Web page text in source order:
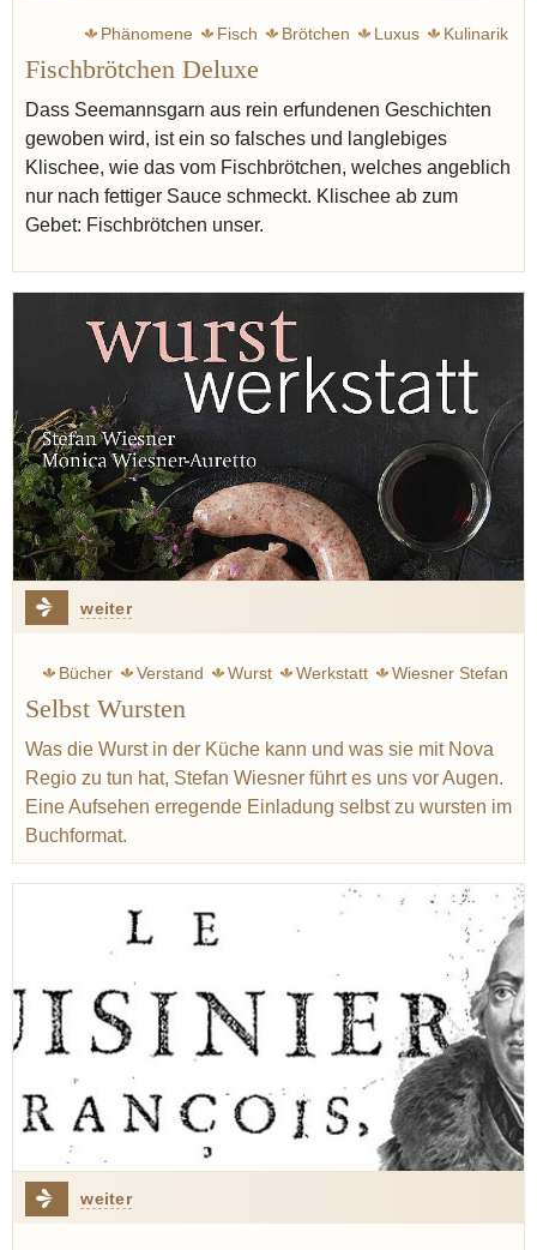
Phänomene Fisch Brötchen Luxus Kulinarik
Fischbrötchen Deluxe
Dass Seemannsgarn aus rein erfundenen Geschichten
gewoben wird, ist ein so falsches und langlebiges
Klischee, wie das vom Fischbrötchen, welches angeblich
nur nach fettiger Sauce schmeckt. Klischee ab zum
Gebet: Fischbrötchen unser.
weiter
Bücher Verstand Wurst Werkstatt
Wiesner Stefan
Rössli
Pfeffer
Nova Regio
Elemente Avantgarde Fleisch
Selbst Wursten
Was die Wurst in der Küche kann und was sie mit Nova
Regio zu tun hat, Stefan Wiesner führt es uns vor Augen.
Eine Aufsehen erregende Einladung selbst zu wursten im
Buchformat.
weiter